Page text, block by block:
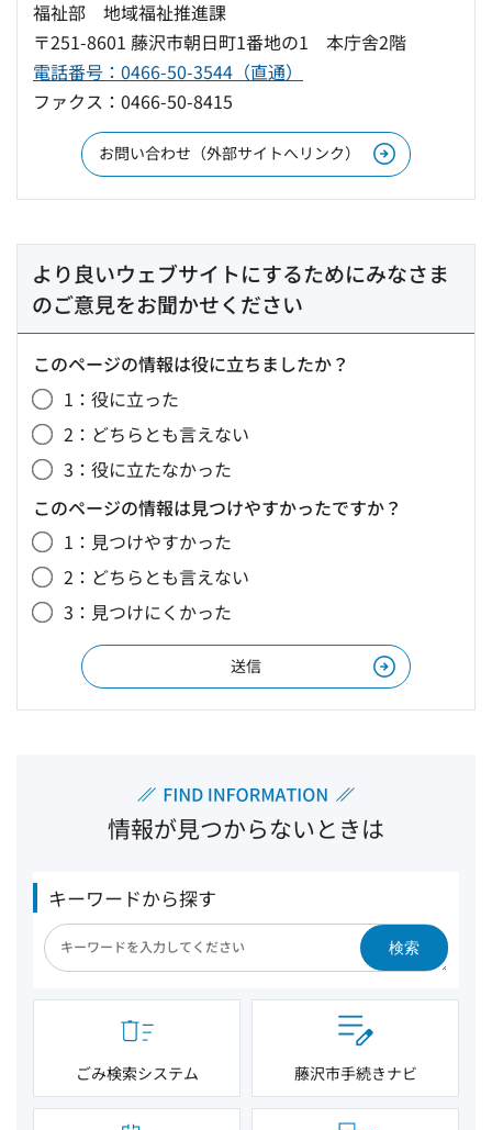
福祉部 地域福祉推進課
〒251-8601 藤沢市朝日町1番地の1 本庁舎2階
電話番号：0466-50-3544（直通）
ファクス：0466-50-8415
お問い合わせ（外部サイトへリンク）
より良いウェブサイトにするためにみなさま
のご意見をお聞かせください
このページの情報は役に立ちましたか？
1：役に立った
2：どちらとも言えない
3：役に立たなかった
このページの情報は見つけやすかったですか？
1：見つけやすかった
2：どちらとも言えない
3：見つけにくかった
情報が見つからないときは
キーワードから探す
検索
ごみ検索システム 藤沢市手続きナビ